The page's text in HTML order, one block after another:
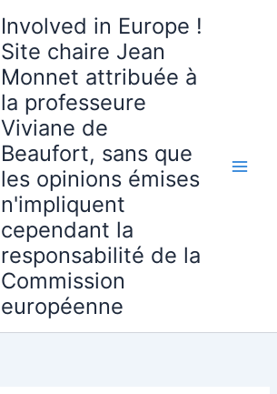
Involved in Europe !
Site chaire Jean
Monnet attribuée à
la professeure
Viviane de
Beaufort, sans que
les opinions émises
n'impliquent
cependant la
responsabilité de la
Commission
européenne